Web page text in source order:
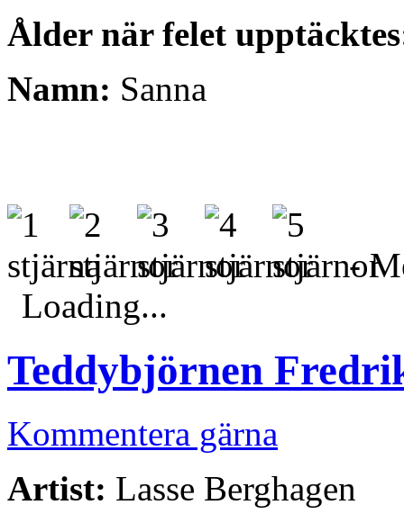
Ålder när felet
Namn: Sanna
-
Loading...
Teddybjörnen
Kommentera gärna
Artist: Lasse Berghagen